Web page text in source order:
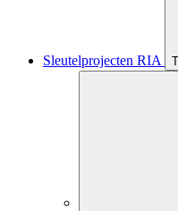
Sleutelprojecten RIA